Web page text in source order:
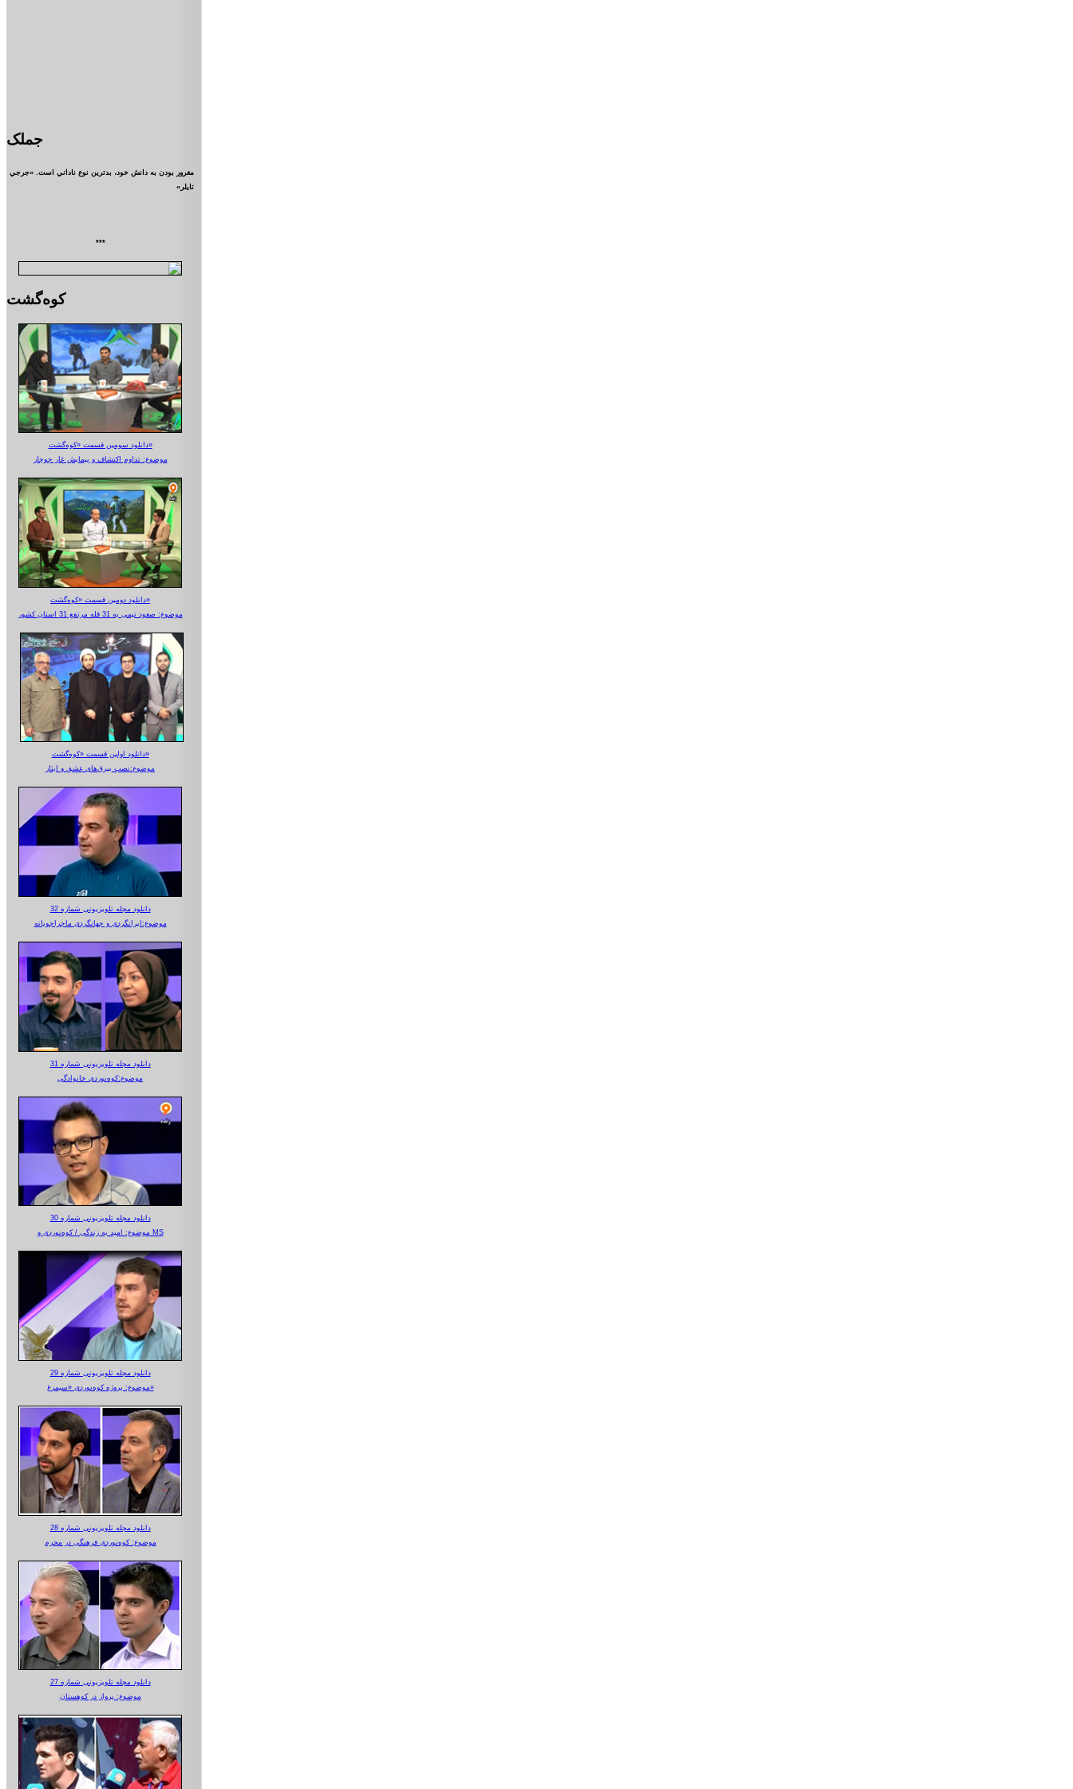
جملک
مغرور بودن به دانش خود، بدترين نوع ناداني است. «جرجي
تايلر»
***
کوه‌گشت
دانلود سومین قسمت «کوه‌گشت»
موضوع: تداوم اکتشاف و پیمایش غار جوجار
دانلود دومین قسمت «کوه‌گشت»
موضوع: صعود تیمی به 31 قله مرتفع 31 استان کشور
دانلود اولین قسمت «کوه‌گشت»
موضوع:نصب بیرق‌های عشق و ایثار
دانلود مجله تلویزیونی شماره 32
موضوع:ایرانگردی و جهانگردی ماجراجویانه
دانلود مجله تلویزیونی شماره 31
موضوع:کوه‌نوردی خانوادگی
دانلود مجله تلویزیونی شماره 30
موضوع: امید به زندگی / کوه‌نوردی و MS
دانلود مجله تلویزیونی شماره 29
موضوع: پروژه کوه‌نوردی «سیمرغ»
دانلود مجله تلویزیونی شماره 28
موضوع: کوه‌نوردی فرهنگی در محرم
دانلود مجله تلویزیونی شماره 27
موضوع: پرواز در کوهستان